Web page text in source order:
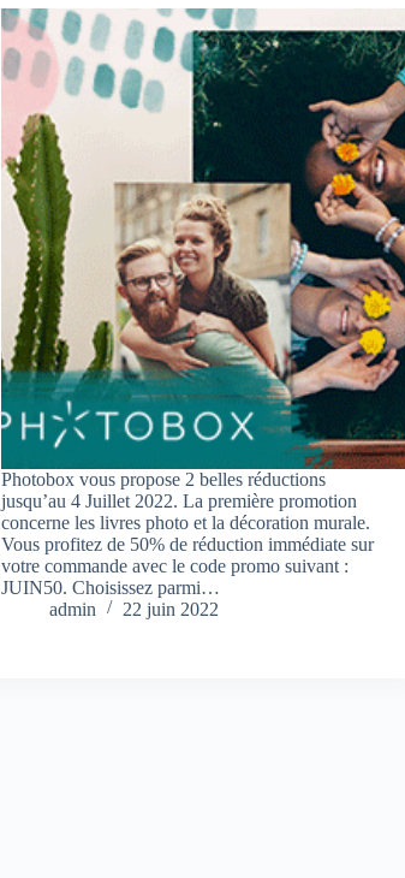
Photobox vous propose 2 belles réductions
jusqu’au 4 Juillet 2022. La première promotion
concerne les livres photo et la décoration murale.
Vous profitez de 50% de réduction immédiate sur
votre commande avec le code promo suivant :
JUIN50. Choisissez parmi…
admin
22 juin 2022